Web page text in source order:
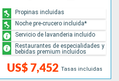
US$ 7,452 Tasas incluidas
Propinas incluidas
Noche pre-crucero incluida*
Servicio de lavanderia incluido
Restaurantes de especialidades y
bebidas premium incluidos